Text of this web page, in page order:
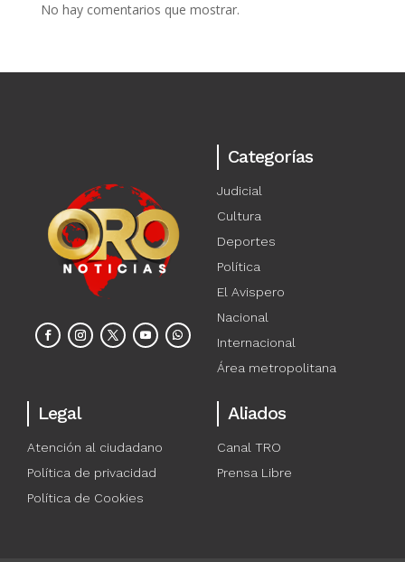
No hay comentarios que mostrar.
Categorías
Judicial
Cultura
Deportes
Política
El Avispero
Nacional
Internacional
Área metropolitana
Legal
Atención al ciudadano
Política de privacidad
Política de Cookies
Aliados
Canal TRO
Prensa Libre